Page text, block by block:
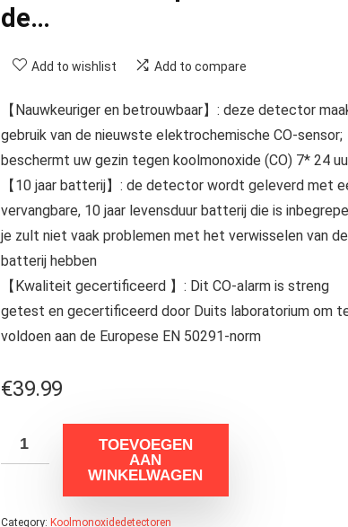
de…
Add to wishlist Add to compare
【Nauwkeuriger en betrouwbaar】: deze detector
gebruik van de nieuwste elektrochemische CO-sensor;
beschermt uw gezin tegen koolmonoxide (CO) 7* 24
【10 jaar batterij】: de detector wordt geleverd met
vervangbare, 10 jaar levensduur batterij die is
je zult niet vaak problemen met het verwisselen van de
batterij hebben
【Kwaliteit gecertificeerd 】: Dit CO-alarm is streng
getest en gecertificeerd door Duits laboratorium om
voldoen aan de Europese EN 50291-norm
€39.99
TOEVOEGEN
AAN
WINKELWAGEN
Category: Koolmonoxidedetectoren